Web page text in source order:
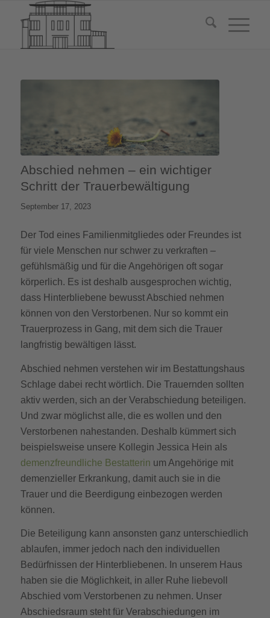
Abschied nehmen – ein wichtiger
Schritt der Trauerbewältigung
September 17, 2023
Der Tod eines Familienmitgliedes oder Freundes ist
für viele Menschen nur schwer zu verkraften –
gefühlsmäßig und für die Angehörigen oft sogar
körperlich. Es ist deshalb ausgesprochen wichtig,
dass Hinterbliebene bewusst Abschied nehmen
können von den Verstorbenen. Nur so kommt ein
Trauerprozess in Gang, mit dem sich die Trauer
langfristig bewältigen lässt.
Abschied nehmen verstehen wir im Bestattungshaus
Schlage dabei recht wörtlich. Die Trauernden sollten
aktiv werden, sich an der Verabschiedung beteiligen.
Und zwar möglichst alle, die es wollen und den
Verstorbenen nahestanden. Deshalb kümmert sich
beispielsweise unsere Kollegin Jessica Hein als
demenzfreundliche Bestatterin um Angehörige mit
demenzieller Erkrankung, damit auch sie in die
Trauer und die Beerdigung einbezogen werden
können.
Die Beteiligung kann ansonsten ganz unterschiedlich
ablaufen, immer jedoch nach den individuellen
Bedürfnissen der Hinterbliebenen. In unserem Haus
haben sie die Möglichkeit, in aller Ruhe liebevoll
Abschied vom Verstorbenen zu nehmen. Unser
Abschiedsraum steht für Verabschiedungen im